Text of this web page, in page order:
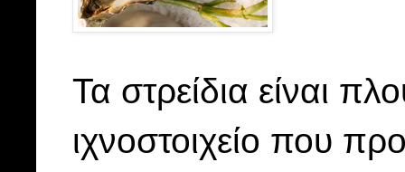
Τα στρείδια είναι
ιχνοστοιχείο που